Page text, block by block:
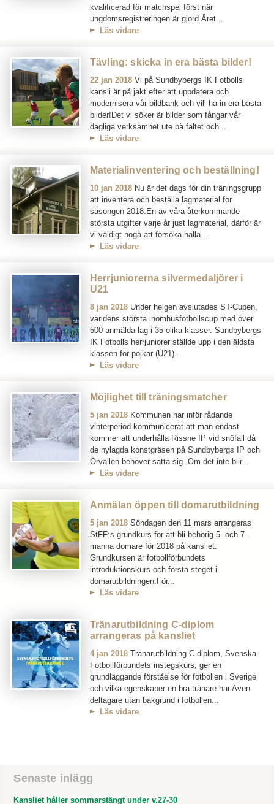
kvalificerad för matchspel först när
ungdomsregistreringen är gjord.Året...
Läs vidare
Tävling: skicka in era bästa bilder!
22 jan 2018 Vi på Sundbybergs IK Fotbolls
kansli är på jakt efter att uppdatera och
modernisera vår bildbank och vill ha in era bästa
bilder!Det vi söker är bilder som fångar vår
dagliga verksamhet ute på fältet och...
Läs vidare
Materialinventering och beställning!
10 jan 2018 Nu är det dags för din träningsgrupp
att inventera och beställa lagmaterial för
säsongen 2018.En av våra återkommande
största utgifter varje år just lagmaterial, därför är
vi väldigt noga att försöka hålla...
Läs vidare
Herrjuniorerna silvermedaljörer i
U21
8 jan 2018 Under helgen avslutades ST-Cupen,
världens största inomhusfotbollscup med över
500 anmälda lag i 35 olika klasser. Sundbybergs
IK Fotbolls herrjuniorer ställde upp i den äldsta
klassen för pojkar (U21)...
Läs vidare
Möjlighet till träningsmatcher
5 jan 2018 Kommunen har inför rådande
vinterperiod kommunicerat att man endast
kommer att underhålla Rissne IP vid snöfall då
de nylagda konstgräsen på Sundbybergs IP och
Örvallen behöver sätta sig. Om det inte blir...
Läs vidare
Anmälan öppen till domarutbildning
5 jan 2018 Söndagen den 11 mars arrangeras
StFF:s grundkurs för att bli behörig 5- och 7-
manna domare för 2018 på kansliet.
Grundkursen är fotbollförbundets
introduktionskurs och första steget i
domarutbildningen.För...
Läs vidare
Tränarutbildning C-diplom
arrangeras på kansliet
4 jan 2018 Tränarutbildning C-diplom, Svenska
Fotbollförbundets instegskurs, ger en
grundläggande förståelse för fotbollen i Sverige
och vilka egenskaper en bra tränare har.Även
deltagare utan bakgrund i fotbollen...
Läs vidare
Senaste inlägg
Kansliet håller sommarstängt under v.27-30